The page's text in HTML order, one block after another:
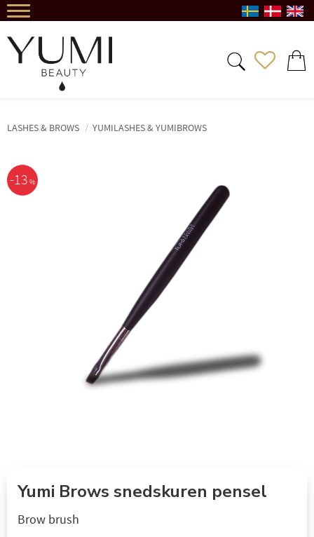
LASHES & BROWS YUMILASHES & YUMIBROWS
13 %
Yumi Brows snedskuren pensel
Brow brush